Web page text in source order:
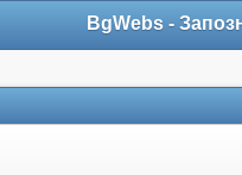
BgWebs -